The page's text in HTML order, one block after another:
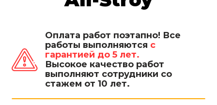
Оплата работ поэтапно! Все
работы выполняются с
гарантией до 5 лет.
Высокое качество работ
выполняют сотрудники со
стажем от 10 лет.